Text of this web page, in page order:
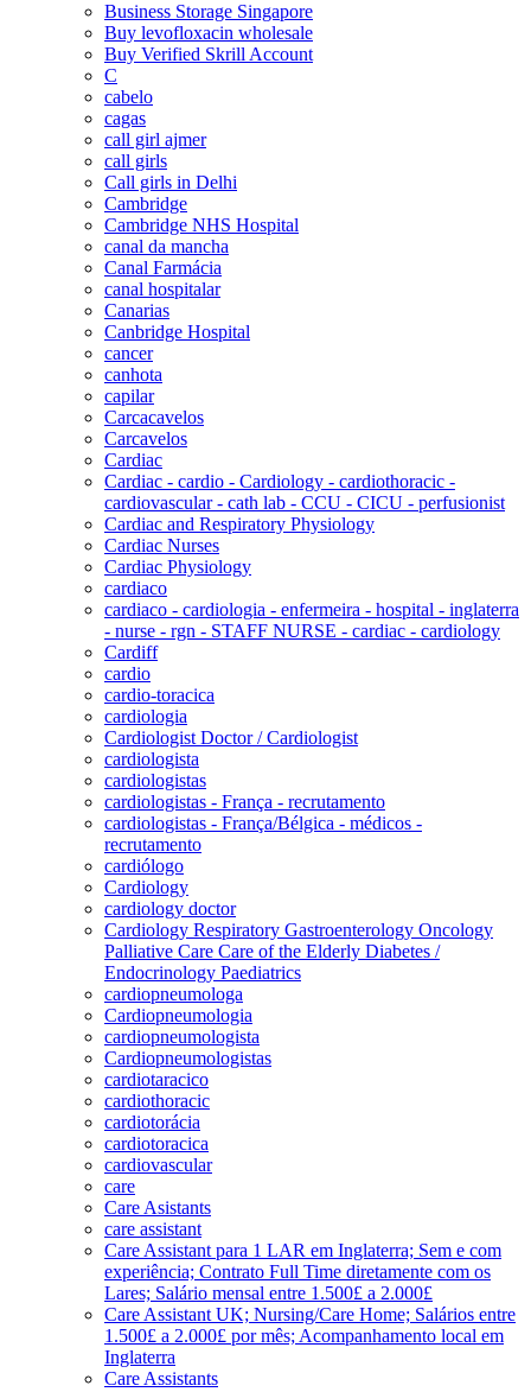
Business Storage Singapore
Buy levofloxacin wholesale
Buy Verified Skrill Account
C
cabelo
cagas
call girl ajmer
call girls
Call girls in Delhi
Cambridge
Cambridge NHS Hospital
canal da mancha
Canal Farmácia
canal hospitalar
Canarias
Canbridge Hospital
cancer
canhota
capilar
Carcacavelos
Carcavelos
Cardiac
Cardiac - cardio - Cardiology - cardiothoracic -
cardiovascular - cath lab - CCU - CICU - perfusionist
Cardiac and Respiratory Physiology
Cardiac Nurses
Cardiac Physiology
cardiaco
cardiaco - cardiologia - enfermeira - hospital - inglaterra
- nurse - rgn - STAFF NURSE - cardiac - cardiology
Cardiff
cardio
cardio-toracica
cardiologia
Cardiologist Doctor / Cardiologist
cardiologista
cardiologistas
cardiologistas - França - recrutamento
cardiologistas - França/Bélgica - médicos -
recrutamento
cardiólogo
Cardiology
cardiology doctor
Cardiology Respiratory Gastroenterology Oncology
Palliative Care Care of the Elderly Diabetes /
Endocrinology Paediatrics
cardiopneumologa
Cardiopneumologia
cardiopneumologista
Cardiopneumologistas
cardiotaracico
cardiothoracic
cardiotorácia
cardiotoracica
cardiovascular
care
Care Asistants
care assistant
Care Assistant para 1 LAR em Inglaterra; Sem e com
experiência; Contrato Full Time diretamente com os
Lares; Salário mensal entre 1.500£ a 2.000£
Care Assistant UK; Nursing/Care Home; Salários entre
1.500£ a 2.000£ por mês; Acompanhamento local em
Inglaterra
Care Assistants